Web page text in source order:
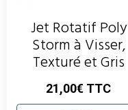
Jet Rotatif Poly
Storm à Visser,
Texturé et Gris
21,00€ TTC